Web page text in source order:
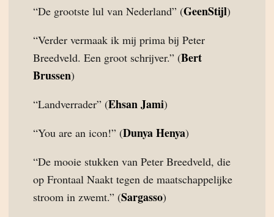
“De grootste lul van Nederland” (GeenStijl)
“Verder vermaak ik mij prima bij Peter
Breedveld. Een groot schrijver.” (Bert
Brussen)
“Landverrader” (Ehsan Jami)
“You are an icon!” (Dunya Henya)
“De mooie stukken van Peter Breedveld, die
op Frontaal Naakt tegen de maatschappelijke
stroom in zwemt.” (Sargasso)